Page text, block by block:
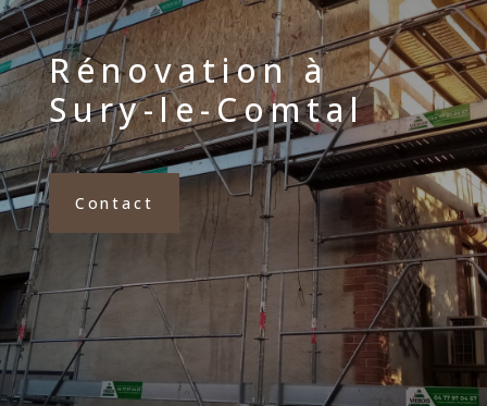
Rénovation à
Sury-le-Comtal
Contact